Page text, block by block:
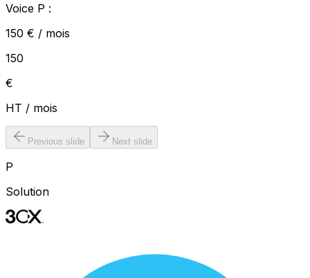
Voice P :
150 € / mois
150
€
HT / mois
Previous slide Next slide
P
Solution